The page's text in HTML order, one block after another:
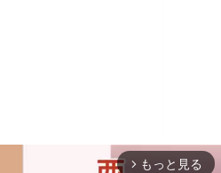
arrow_forward_ios もっと見る